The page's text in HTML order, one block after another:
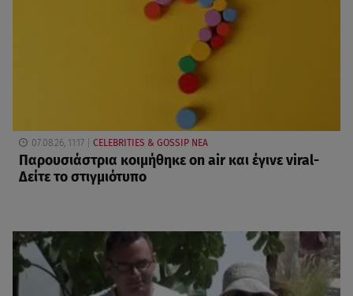
07.08.26, 11:17 CELEBRITIES & GOSSIP ΝΕΑ
Παρουσιάστρια κοιμήθηκε on air και έγινε viral-
Δείτε το στιγμιότυπο